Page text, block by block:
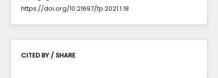
https://doi.org/10.21697/fp.2021.1.18
CITED BY / SHARE